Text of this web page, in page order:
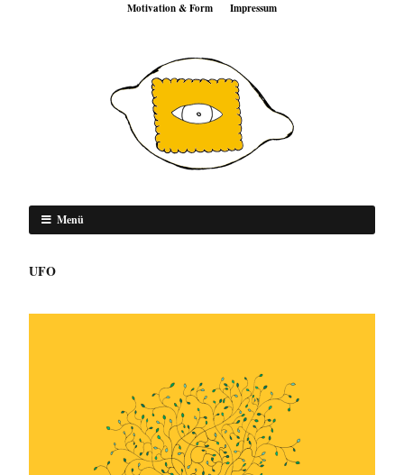
Motivation & Form Impressum
Menü
UFO